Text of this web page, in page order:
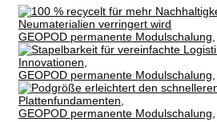
GEOPOD permanente Modulschalung,
GEOPOD permanente Modulschalung,
GEOPOD permanente Modulschalung,